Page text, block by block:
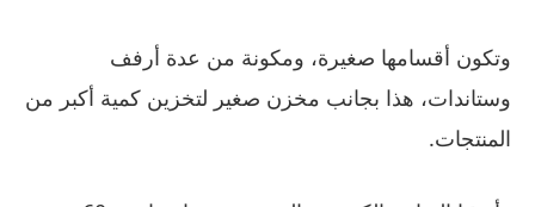
وتكون أقسامها صغيرة، ومكونة من عدة أرفف
وستاندات، هذا بجانب مخزن صغير لتخزين كمية أكبر من
المنتجات.